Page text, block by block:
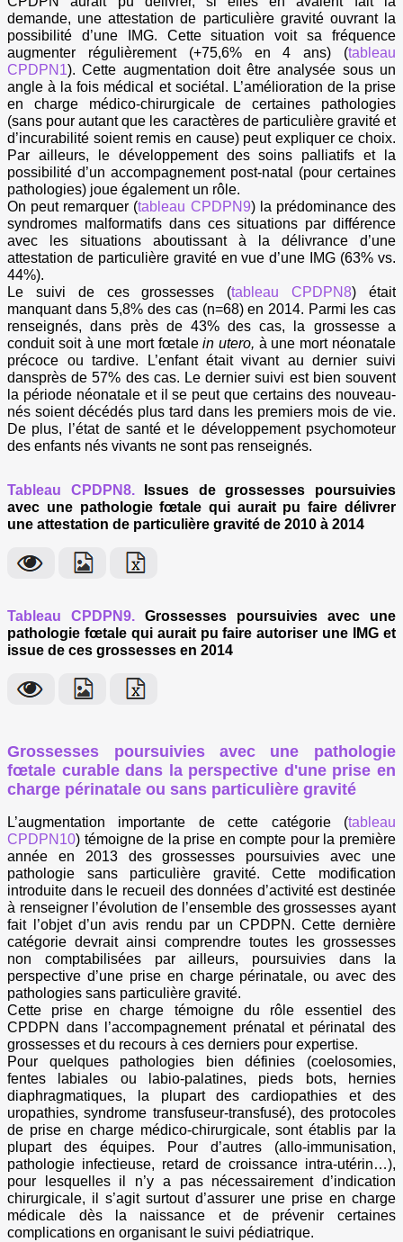
demande, une attestation de particulière gravité ouvrant la
possibilité d’une IMG. Cette situation voit sa fréquence
augmenter régulièrement (+75,6% en 4 ans) (tableau
CPDPN1). Cette augmentation doit être analysée sous un
angle à la fois médical et sociétal. L’amélioration de la prise
en charge médico-chirurgicale de certaines pathologies
(sans pour autant que les caractères de particulière gravité et
d’incurabilité soient remis en cause) peut expliquer ce choix.
Par ailleurs, le développement des soins palliatifs et la
possibilité d’un accompagnement post-natal (pour certaines
pathologies) joue également un rôle.
On peut remarquer (tableau CPDPN9) la prédominance des
syndromes malformatifs dans ces situations par différence
avec les situations aboutissant à la délivrance d’une
attestation de particulière gravité en vue d’une IMG (63% vs.
44%).
Le suivi de ces grossesses (tableau CPDPN8) était
manquant dans 5,8% des cas (n=68) en 2014. Parmi les cas
renseignés, dans près de 43% des cas, la grossesse a
conduit soit à une mort fœtalein utero, à une mort néonatale
précoce ou tardive. L’enfant était vivant au dernier suivi
dansprès de 57% des cas. Le dernier suivi est bien souvent
la période néonatale et il se peut que certains des nouveau-
nés soient décédés plus tard dans les premiers mois de vie.
De plus, l’état de santé et le développement psychomoteur
des enfants nés vivants ne sont pas renseignés.
Tableau CPDPN8.Issues de grossesses poursuivies
avec une pathologie fœtale qui aurait pu faire délivrer
une attestation de particulière gravité de 2010 à 2014
Tableau CPDPN9. Grossesses poursuivies avec une
pathologie fœtale qui aurait pu faire autoriser une IMG et
issue de ces grossesses en 2014
Grossesses poursuivies avec une pathologie
fœtale curable dans la perspective d'une prise en
charge périnatale ou sans particulière gravité
L’augmentation importante de cette catégorie (tableau
CPDPN10) témoigne de la prise en compte pour la première
année en 2013 des grossesses poursuivies avec une
pathologie sans particulière gravité. Cette modification
introduite dans le recueil des données d’activité est destinée
à renseigner l’évolution de l’ensemble des grossesses ayant
fait l’objet d’un avis rendu par un CPDPN. Cette dernière
catégorie devrait ainsi comprendre toutes les grossesses
non comptabilisées par ailleurs, poursuivies dans la
perspective d’une prise en charge périnatale, ou avec des
pathologies sans particulière gravité.
Cette prise en charge témoigne du rôle essentiel des
CPDPN dans l’accompagnement prénatal et périnatal des
grossesses et du recours à ces derniers pour expertise.
Pour quelques pathologies bien définies (coelosomies,
fentes labiales ou labio-palatines, pieds bots, hernies
diaphragmatiques, la plupart des cardiopathies et des
uropathies, syndrome transfuseur-transfusé), des protocoles
de prise en charge médico-chirurgicale, sont établis par la
plupart des équipes. Pour d’autres (allo-immunisation,
pathologie infectieuse, retard de croissance intra-utérin…),
pour lesquelles il n’y a pas nécessairement d’indication
chirurgicale, il s’agit surtout d’assurer une prise en charge
médicale dès la naissance et de prévenir certaines
complications en organisant le suivi pédiatrique.